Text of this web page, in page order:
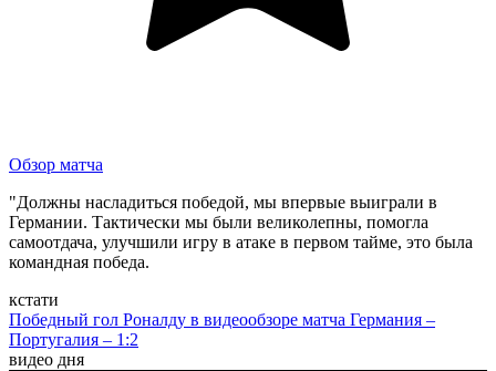
Обзор матча
"Должны насладиться победой, мы впервые выиграли в
Германии. Тактически мы были великолепны, помогла
самоотдача, улучшили игру в атаке в первом тайме, это была
командная победа.
кстати
Победный гол Роналду в видеообзоре матча Германия –
Португалия – 1:2
видео дня